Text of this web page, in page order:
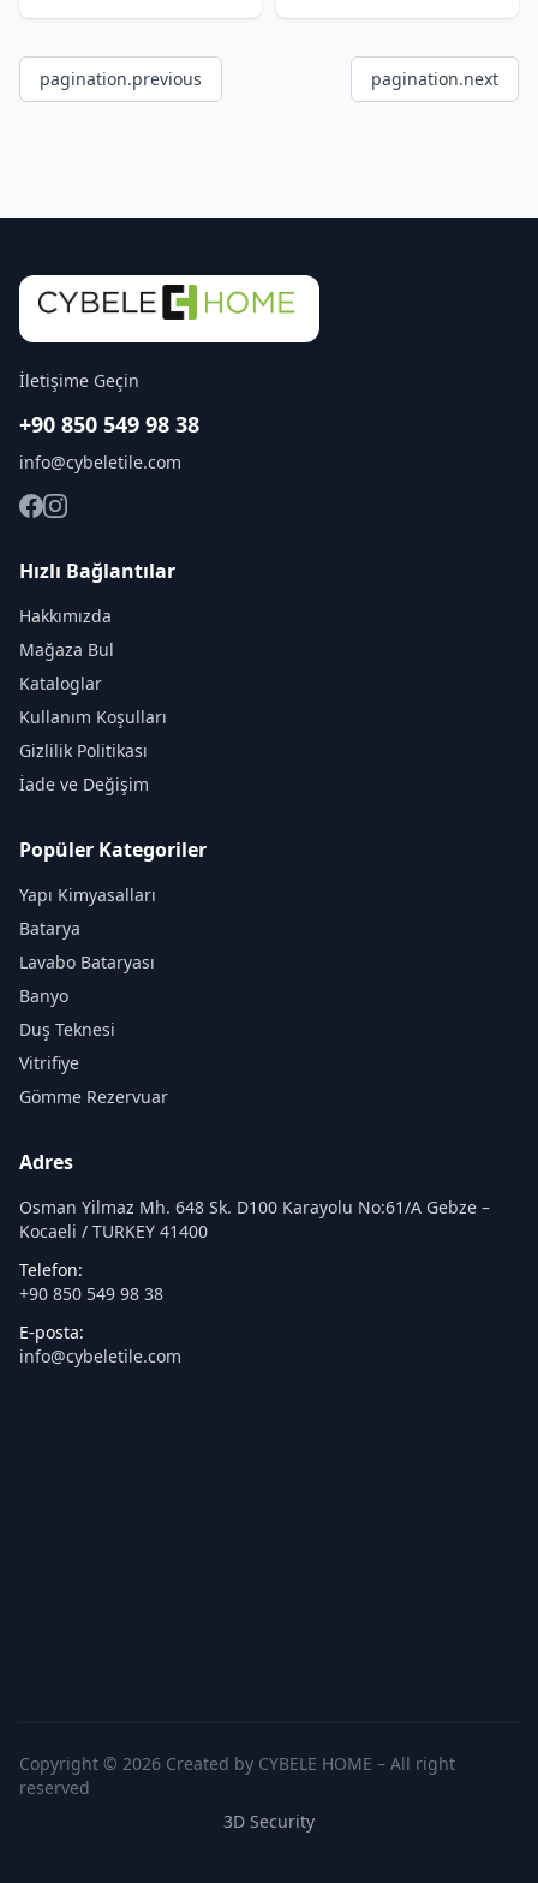
pagination.previous pagination.next
İletişime Geçin
+90 850 549 98 38
info@cybeletile.com
Hızlı Bağlantılar
Hakkımızda
Mağaza Bul
Kataloglar
Kullanım Koşulları
Gizlilik Politikası
İade ve Değişim
Popüler Kategoriler
Yapı Kimyasalları
Batarya
Lavabo Bataryası
Banyo
Duş Teknesi
Vitrifiye
Gömme Rezervuar
Adres
Osman Yilmaz Mh. 648 Sk. D100 Karayolu No:61/A Gebze –
Kocaeli / TURKEY 41400
Telefon:
+90 850 549 98 38
E-posta:
info@cybeletile.com
Copyright © 2026 Created by CYBELE HOME – All right
reserved
3D Security